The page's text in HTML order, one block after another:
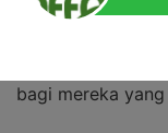
Allah SWT.
bagi mereka